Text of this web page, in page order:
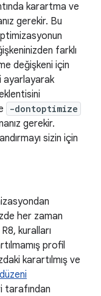
karartma ve
gerekir. Bu
farklı
değişkeni için
ayarlayarak
-dontoptimize
gerekir.
sizin için
her zaman
R8, kuralları
profil
karartılmış ve
tarafından